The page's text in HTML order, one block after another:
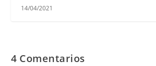
14/04/2021
4 Comentarios